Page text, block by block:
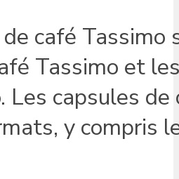
café
Tassimo et
Les capsules
y compris